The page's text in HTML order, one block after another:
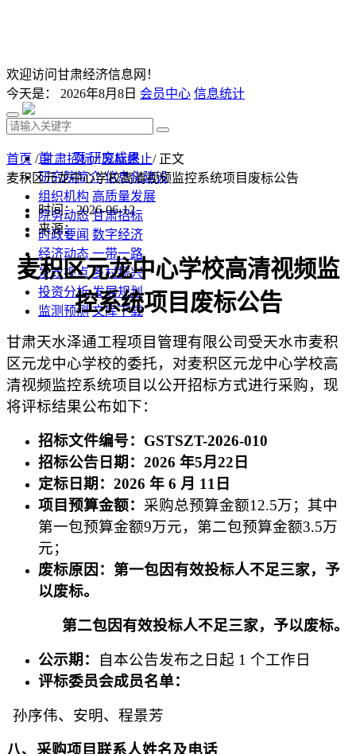
欢迎访问甘肃经济信息网！
今天是： 2026年8月8日 会员中心 信息统计
首 页 研究成果
研究院简介 信息化建设
组织机构 高质量发展
院务动态 甘肃招标
时政要闻 数字经济
经济动态 一带一路
发改视点 乡村振兴
投资分析 发展规划
监测预测 文库下载
首页 /甘肃招标/废标终止/ 正文
麦积区元龙中心学校高清视频监控系统项目废标公告
时间：2026-06-12
来源：
麦积区元龙中心学校高清视频监
控系统项目 废标公告
甘肃天水泽通工程项目管理有限公司受天水市麦积
区元龙中心学校的委托，对麦积区元龙中心学校高
清视频监控系统项目 以公开招标方式进行采购，现
将评标结果公布如下：
招标文件编号： GSTSZT-2026-010
招标公告日期： 2026 年5月22日
定标日期： 2026 年 6 月 11日
项目预算金额： 采购总预算金额12.5万；其中
第一包预算金额9万元，第二包预算金额3.5万
元；
废标原因：第一包因有效投标人不足三家，予
以废标。
第二包因有效投标人不足三家，予以废标。
公示期： 自本公告发布之日起 1 个工作日
评标委员会成员名单：
孙序伟、安明、程景芳
八、采购项目联系人姓名及电话